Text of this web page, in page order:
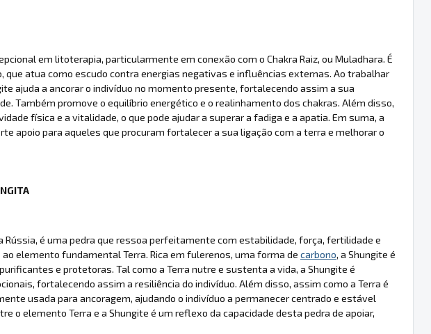
em litoterapia, particularmente em conexão com o Chakra Raiz, ou Muladhara. É
que atua como escudo contra energias negativas e influências externas. Ao trabalhar
ajuda a ancorar o indivíduo no momento presente, fortalecendo assim a sua
Também promove o equilíbrio energético e o realinhamento dos chakras. Além disso,
física e a vitalidade, o que pode ajudar a superar a fadiga e a apatia. Em suma, a
apoio para aqueles que procuram fortalecer a sua ligação com a terra e melhorar o
Rússia, é uma pedra que ressoa perfeitamente com estabilidade, força, fertilidade e
elemento fundamental Terra. Rica em fulerenos, uma forma de carbono, a Shungite é
e protetoras. Tal como a Terra nutre e sustenta a vida, a Shungite é
fortalecendo assim a resiliência do indivíduo. Além disso, assim como a Terra é
usada para ancoragem, ajudando o indivíduo a permanecer centrado e estável
o elemento Terra e a Shungite é um reflexo da capacidade desta pedra de apoiar,